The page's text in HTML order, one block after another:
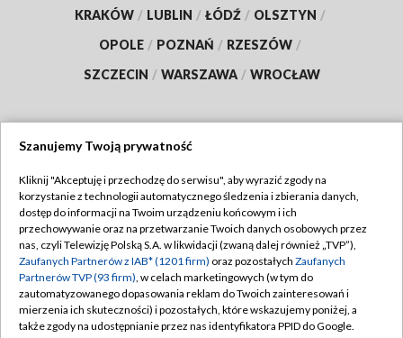
KRAKÓW / LUBLIN / ŁÓDŹ / OLSZTYN /
OPOLE / POZNAŃ / RZESZÓW /
SZCZECIN / WARSZAWA / WROCŁAW
TVP
Abonament TVP
Emisja w TVP
Centrum informacji TVP
Naziemna Telewizja Cyfrowa
Regulamin TVP
Polityka prywatności
Moje zgody
Pomoc
Szanujemy Twoją prywatność
Kliknij "Akceptuję i przechodzę do serwisu", aby wyrazić zgody na
korzystanie z technologii automatycznego śledzenia i zbierania danych,
dostęp do informacji na Twoim urządzeniu końcowym i ich
przechowywanie oraz na przetwarzanie Twoich danych osobowych przez
nas, czyli Telewizję Polską S.A. w likwidacji (zwaną dalej również „TVP”),
Zaufanych Partnerów z IAB* (1201 firm) oraz pozostałych Zaufanych
Partnerów TVP (93 firm), w celach marketingowych (w tym do
zautomatyzowanego dopasowania reklam do Twoich zainteresowań i
mierzenia ich skuteczności) i pozostałych, które wskazujemy poniżej, a
także zgody na udostępnianie przez nas identyfikatora PPID do Google.